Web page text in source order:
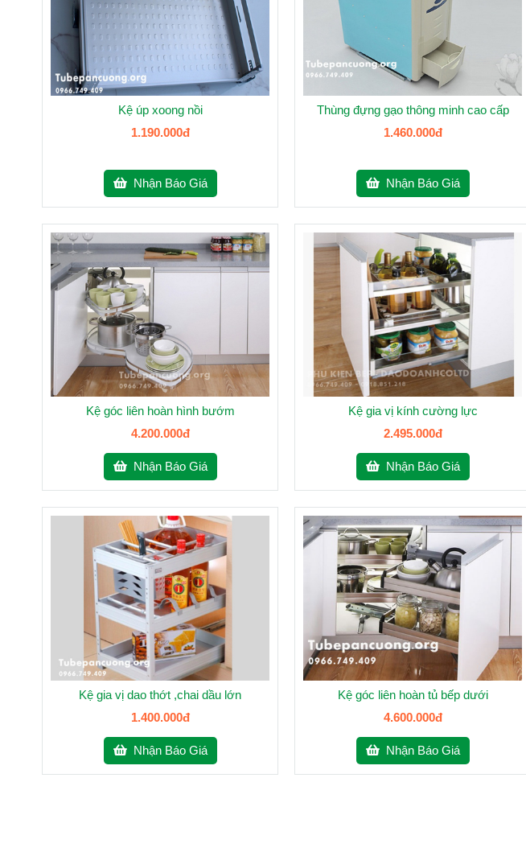
Kệ úp xoong nồi
1.190.000đ
Nhận Báo Giá
Thùng đựng gạo thông minh cao cấp
1.460.000đ
Nhận Báo Giá
Kệ góc liên hoàn hình bướm
4.200.000đ
Nhận Báo Giá
Kệ gia vị kính cường lực
2.495.000đ
Nhận Báo Giá
Kệ gia vị dao thớt ,chai dầu lớn
1.400.000đ
Nhận Báo Giá
Kệ góc liên hoàn tủ bếp dưới
4.600.000đ
Nhận Báo Giá